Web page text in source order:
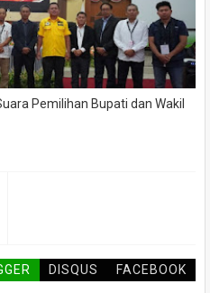
Pemilihan Bupati dan Wakil
DISQUS FACEBOOK